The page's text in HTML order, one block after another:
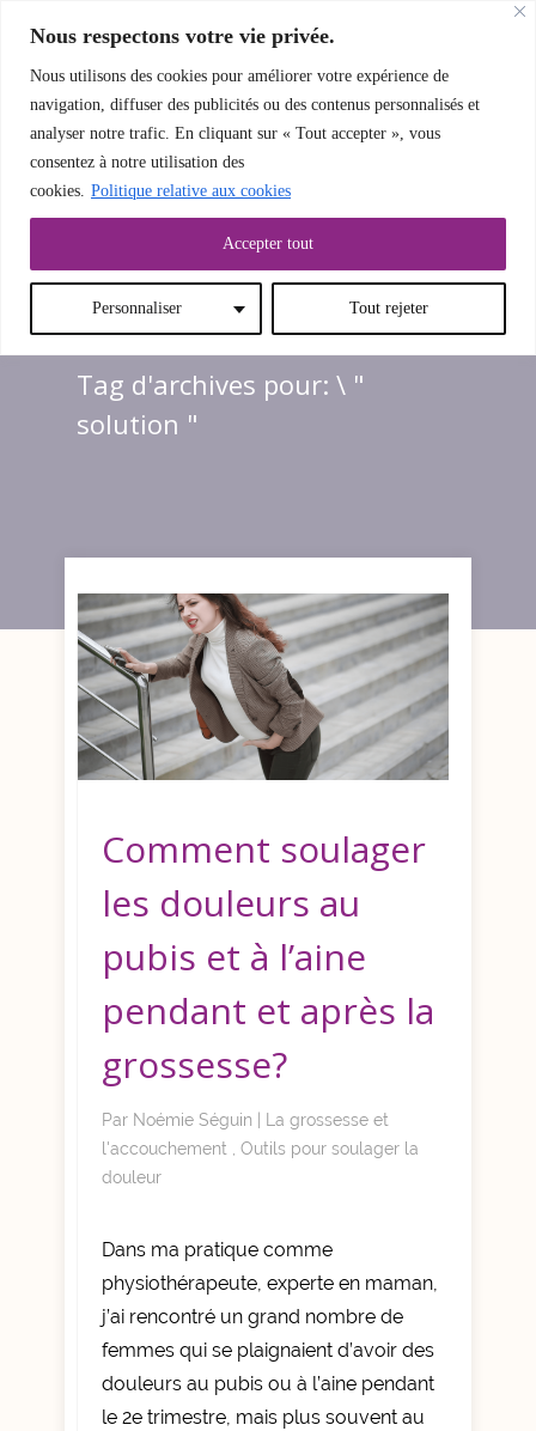
Nous respectons votre vie privée.
Nous utilisons des cookies pour améliorer votre expérience de
navigation, diffuser des publicités ou des contenus personnalisés et
analyser notre trafic. En cliquant sur « Tout accepter », vous
consentez à notre utilisation des
cookies. Politique relative aux cookies
Personnaliser Tout rejeter
Accepter tout
LE MENU
Tag d'archives pour: \ "
solution "
Comment soulager
les douleurs au
pubis et à l’aine
pendant et après la
grossesse?
Par Noémie Séguin
La grossesse et
l'accouchement , Outils pour soulager la
douleur
Dans ma pratique comme
physiothérapeute, experte en maman,
j’ai rencontré un grand nombre de
femmes qui se plaignaient d’avoir des
douleurs au pubis ou à l’aine pendant
le 2e trimestre, mais plus souvent au